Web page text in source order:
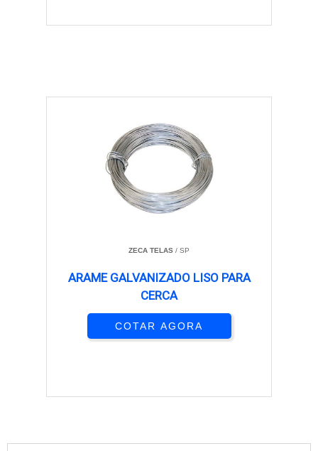
ZECA TELAS / SP
ARAME GALVANIZADO LISO PARA
CERCA
COTAR AGORA